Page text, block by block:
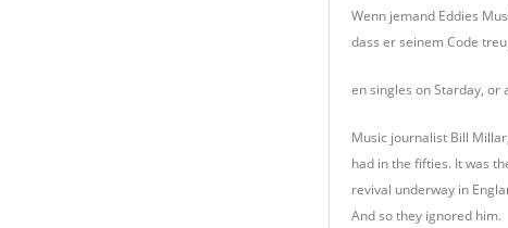
Wenn jemand Eddies
dass er seinem Code
en singles on Starday,
Music journalist Bill
had in the fifties. It was
revival underway in
And so they ignored him.